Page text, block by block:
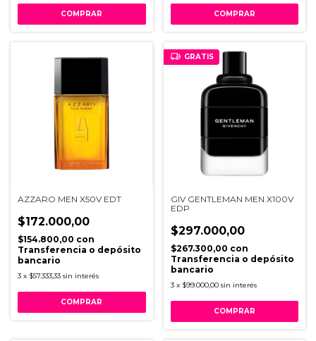
AZZARO MEN X50V EDT
$172.000,00
$154.800,00 con
Transferencia o depósito
bancario
3 x $57.333,33 sin interés
GRATIS
GIV GENTLEMAN MEN X100V
EDP
$297.000,00
$267.300,00 con
Transferencia o depósito
bancario
3 x $99.000,00 sin interés